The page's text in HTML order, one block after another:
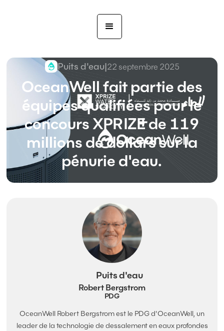
Puits d'eau|22 septembre 2025
OceanWell fait partie des
équipes qualifiées pour le
concours XPRIZE de 119
millions de dollars sur la
pénurie d'eau.
Puits d'eau
Robert Bergstrom
PDG
OceanWell Robert Bergstrom est le PDG d'OceanWell, un
leader de la technologie de dessalement en eaux profondes